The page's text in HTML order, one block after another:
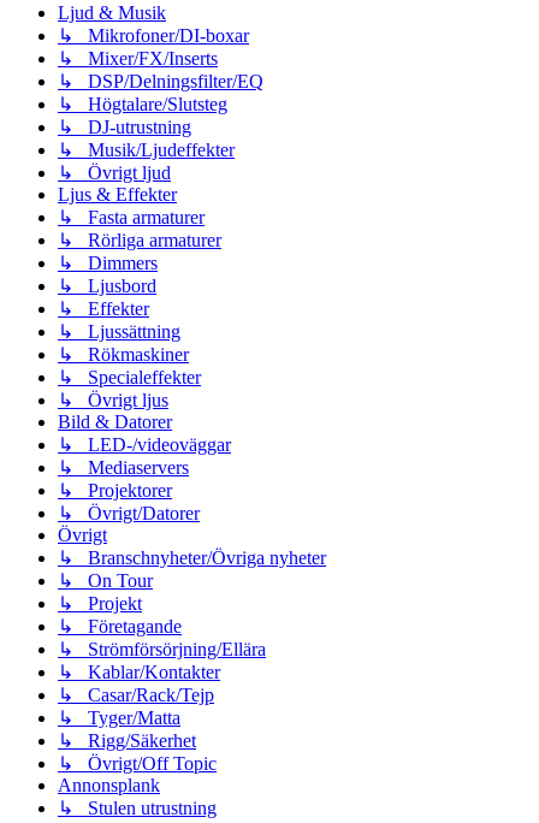
Ljud & Musik
↳ Mikrofoner/DI-boxar
↳ Mixer/FX/Inserts
↳ DSP/Delningsfilter/EQ
↳ Högtalare/Slutsteg
↳ DJ-utrustning
↳ Musik/Ljudeffekter
↳ Övrigt ljud
Ljus & Effekter
↳ Fasta armaturer
↳ Rörliga armaturer
↳ Dimmers
↳ Ljusbord
↳ Effekter
↳ Ljussättning
↳ Rökmaskiner
↳ Specialeffekter
↳ Övrigt ljus
Bild & Datorer
↳ LED-/videoväggar
↳ Mediaservers
↳ Projektorer
↳ Övrigt/Datorer
Övrigt
↳ Branschnyheter/Övriga nyheter
↳ On Tour
↳ Projekt
↳ Företagande
↳ Strömförsörjning/Ellära
↳ Kablar/Kontakter
↳ Casar/Rack/Tejp
↳ Tyger/Matta
↳ Rigg/Säkerhet
↳ Övrigt/Off Topic
Annonsplank
↳ Stulen utrustning